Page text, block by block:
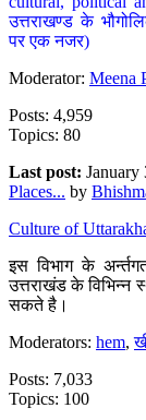
उत्तराखण्ड के
पर एक नजर)
Moderator: Meena
Posts: 4,959
Topics: 80
Last post:
Places... by
Culture of
इस विभाग के
उत्तराखंड के विभिन्न
सकते है।
Moderators: hem,
Posts: 7,033
Topics: 100